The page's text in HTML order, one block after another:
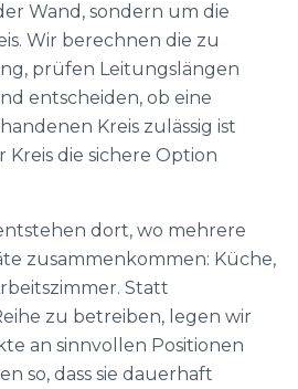
Wand, sondern um die
Wir berechnen die zu
prüfen Leitungslängen
entscheiden, ob eine
Kreis zulässig ist
die sichere Option
dort, wo mehrere
zusammenkommen: Küche,
Statt
zu betreiben, legen wir
an sinnvollen Positionen
so, dass sie dauerhaft